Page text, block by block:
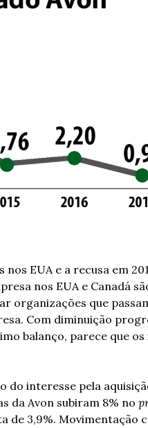
EUA e a recusa em
nos EUA e Canadá
organizações que
Com diminuição
balanço, parece que
do interesse pela
da Avon subiram 8% no
de 3,9%. Movimentação